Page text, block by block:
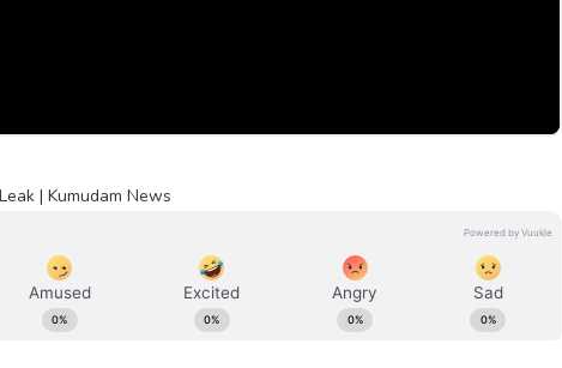
| Kumudam News